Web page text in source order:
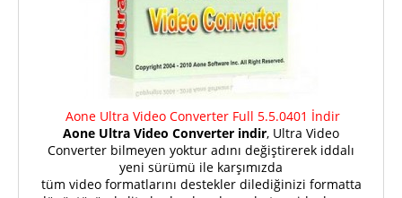
Aone Ultra Video Converter Full 5.5.0401 İndir
Aone Ultra Video Converter indir, Ultra Video
Converter bilmeyen yoktur adını değiştirerek iddalı
yeni sürümü ile karşımızda
tüm video formatlarını destekler dilediğinizi formatta